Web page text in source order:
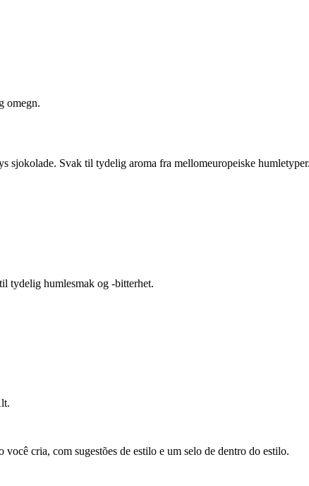
omegn.
sjokolade. Svak til tydelig aroma fra mellomeuropeiske
tydelig humlesmak og -bitterhet.
cria, com sugestões de estilo e um selo de dentro do estilo.